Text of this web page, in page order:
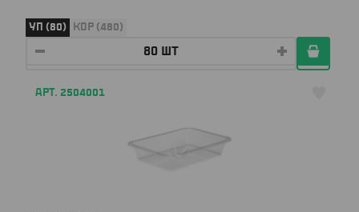
УП (80) КОР (480)
АРТ. 2504001